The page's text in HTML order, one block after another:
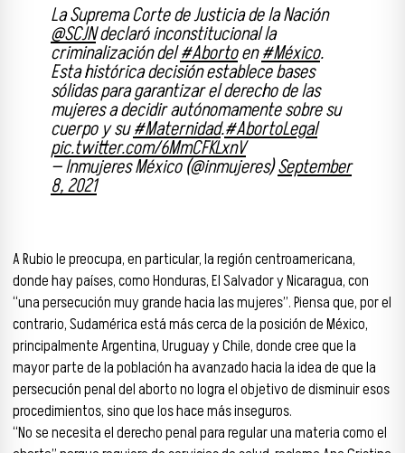
La Suprema Corte de Justicia de la Nación
@SCJNdeclaró inconstitucional la
criminalización del#Abortoen#México.
Esta histórica decisión establece bases
sólidas para garantizar el derecho de las
mujeres a decidir autónomamente sobre su
cuerpo y su#Maternidad.#AbortoLegal
pic.twitter.com/6MmCFKLxnV
— Inmujeres México (@inmujeres)September
8, 2021
A Rubio le preocupa, en particular, la región centroamericana,
donde hay países, como Honduras, El Salvador y Nicaragua, con
“una persecución muy grande hacia las mujeres”. Piensa que, por el
contrario, Sudamérica está más cerca de la posición de México,
principalmente Argentina, Uruguay y Chile, donde cree que la
mayor parte de la población ha avanzado hacia la idea de que la
persecución penal del aborto no logra el objetivo de disminuir esos
procedimientos, sino que los hace más inseguros.
“No se necesita el derecho penal para regular una materia como el